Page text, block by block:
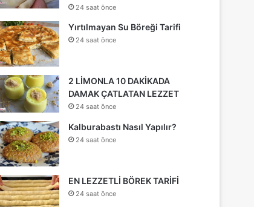
24 saat önce
Yırtılmayan Su Böreği Tarifi
24 saat önce
2 LİMONLA 10 DAKİKADA
DAMAK ÇATLATAN LEZZET
24 saat önce
Kalburabastı Nasıl Yapılır?
24 saat önce
EN LEZZETLİ BÖREK TARİFİ
24 saat önce